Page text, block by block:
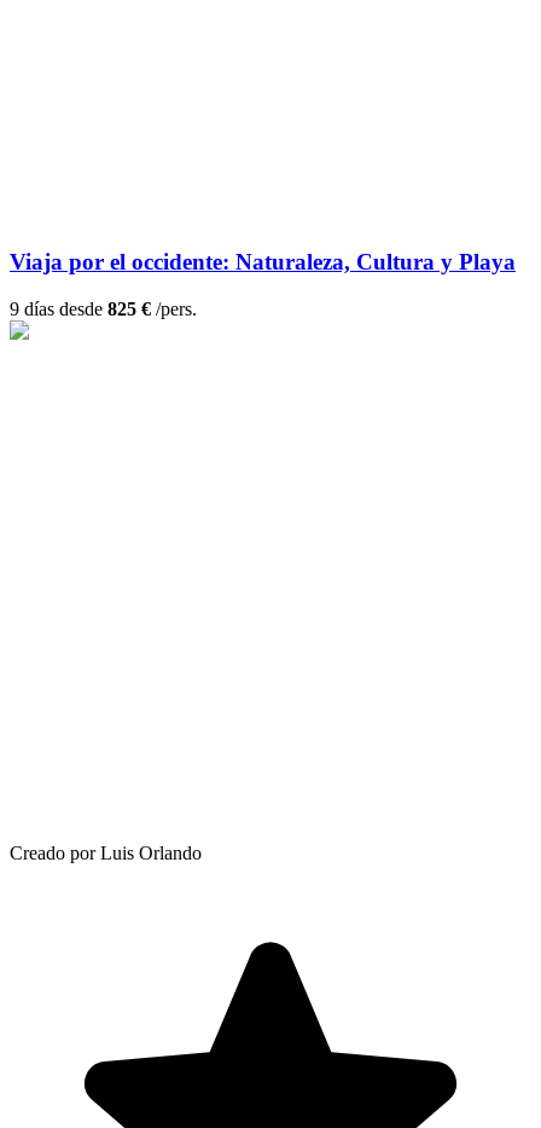
Viaja por el occidente: Naturaleza, Cultura y Playa
9 días desde 825 € /pers.
Creado por Luis Orlando